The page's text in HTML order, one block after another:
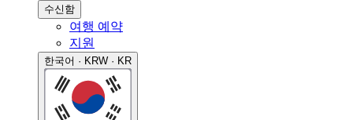
수신함
여행 예약
지원
한국어 · KRW · KR